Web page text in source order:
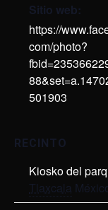
Sitio web:
https://
com/photo?
501903
RECINTO
Kiosko del
Tlaxcala